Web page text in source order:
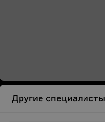
Другие специалисты